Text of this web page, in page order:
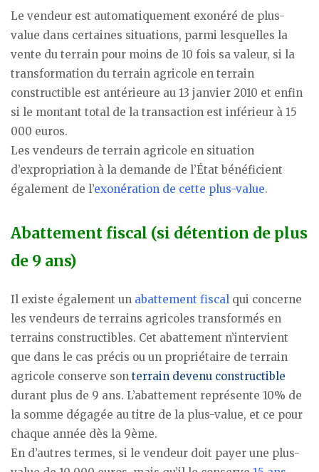
Le vendeur est automatiquement exonéré de plus-
value dans certaines situations, parmi lesquelles la
vente du terrain pour moins de 10 fois sa valeur, si la
transformation du terrain agricole en terrain
constructible est antérieure au 13 janvier 2010 et enfin
si le montant total de la transaction est inférieur à 15
000 euros.
Les vendeurs de terrain agricole en situation
d’expropriation à la demande de l’État bénéficient
également de l’exonération de cette plus-value.
Abattement fiscal (si détention de plus
de 9 ans)
Il existe également un abattement fiscal qui concerne
les vendeurs de terrains agricoles transformés en
terrains constructibles. Cet abattement n’intervient
que dans le cas précis ou un propriétaire de terrain
agricole conserve son terrain devenu constructible
durant plus de 9 ans. L’abattement représente 10% de
la somme dégagée au titre de la plus-value, et ce pour
chaque année dès la 9ème.
En d’autres termes, si le vendeur doit payer une plus-